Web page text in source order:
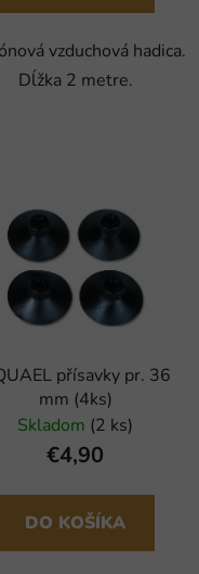
vzduchová hadica.
Dĺžka 2 metre.
přísavky pr. 36
mm (4ks)
Skladom (2 ks)
€4,90
DO KOŠÍKA